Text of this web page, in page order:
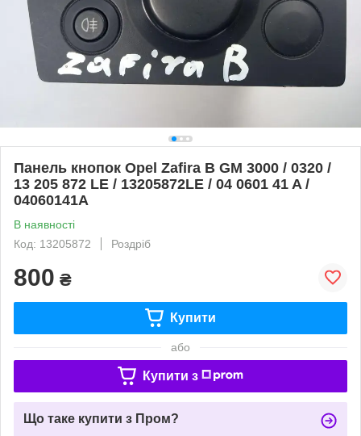
Панель кнопок Opel Zafira B GM 3000 / 0320 /
13 205 872 LE / 13205872LE / 04 0601 41 A /
04060141A
В наявності
Код: 13205872
Роздріб
800 ₴
Купити
або
Купити з
Що таке купити з Пром?